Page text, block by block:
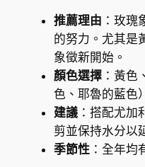
推薦理由 ：玫
的努力。尤其是
象徵新開始。
顏色選擇：黃色
色、耶魯的藍色
建議：搭配尤加
剪並保持水分以
季節性：全年均